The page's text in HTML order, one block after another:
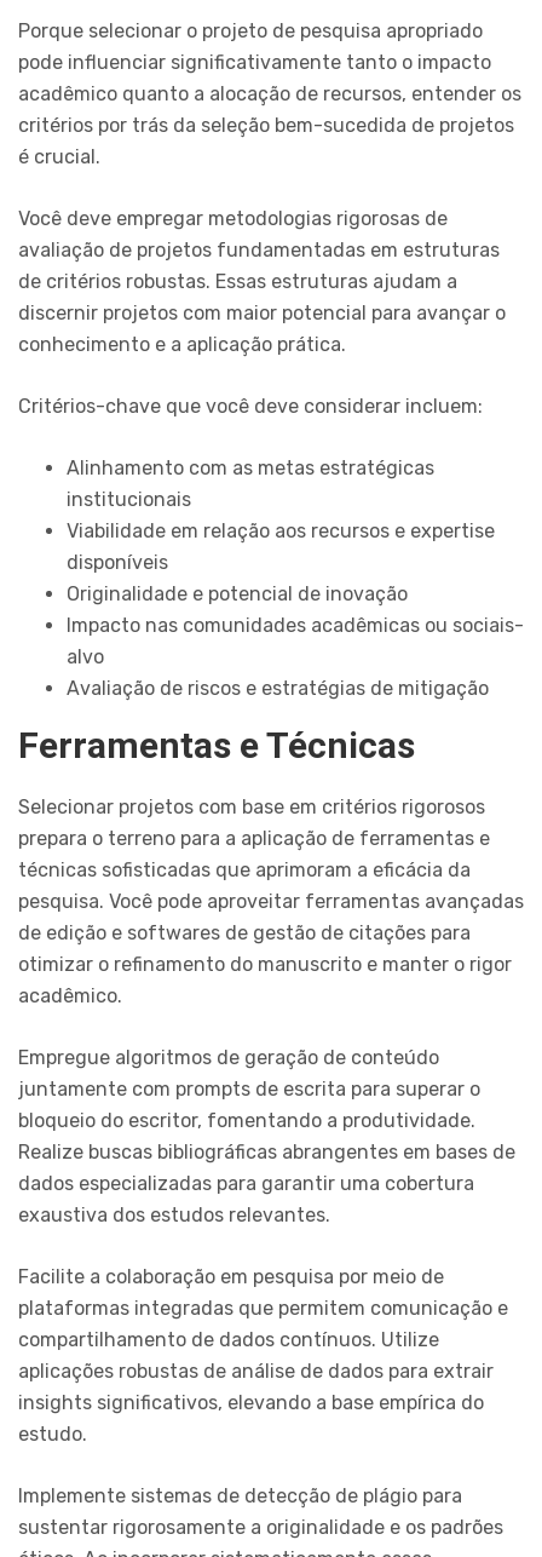
Porque selecionar o projeto de pesquisa apropriado
pode influenciar significativamente tanto o impacto
acadêmico quanto a alocação de recursos, entender os
critérios por trás da seleção bem-sucedida de projetos
é crucial.
Você deve empregar metodologias rigorosas de
avaliação de projetos fundamentadas em estruturas
de critérios robustas. Essas estruturas ajudam a
discernir projetos com maior potencial para avançar o
conhecimento e a aplicação prática.
Critérios-chave que você deve considerar incluem:
Alinhamento com as metas estratégicas
institucionais
Viabilidade em relação aos recursos e expertise
disponíveis
Originalidade e potencial de inovação
Impacto nas comunidades acadêmicas ou sociais-
alvo
Avaliação de riscos e estratégias de mitigação
Ferramentas e Técnicas
Selecionar projetos com base em critérios rigorosos
prepara o terreno para a aplicação de ferramentas e
técnicas sofisticadas que aprimoram a eficácia da
pesquisa. Você pode aproveitar ferramentas avançadas
de edição e softwares de gestão de citações para
otimizar o refinamento do manuscrito e manter o rigor
acadêmico.
Empregue algoritmos de geração de conteúdo
juntamente com prompts de escrita para superar o
bloqueio do escritor, fomentando a produtividade.
Realize buscas bibliográficas abrangentes em bases de
dados especializadas para garantir uma cobertura
exaustiva dos estudos relevantes.
Facilite a colaboração em pesquisa por meio de
plataformas integradas que permitem comunicação e
compartilhamento de dados contínuos. Utilize
aplicações robustas de análise de dados para extrair
insights significativos, elevando a base empírica do
estudo.
Implemente sistemas de detecção de plágio para
sustentar rigorosamente a originalidade e os padrões